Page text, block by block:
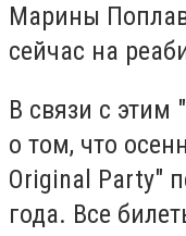
Марины
сейчас на
В связи с этим
о том, что
Original Party"
года. Все